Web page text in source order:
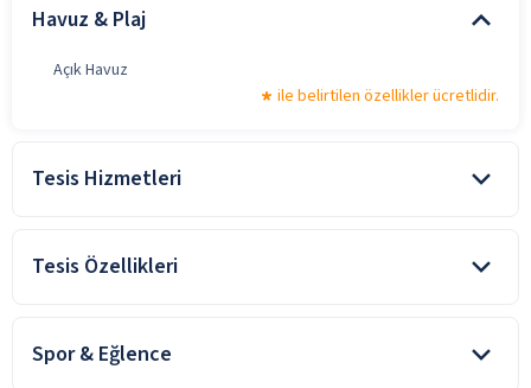
Havuz & Plaj
Açık Havuz
ile belirtilen özellikler ücretlidir.
Tesis Hizmetleri
24 Saat Resepsiyon Hizmeti
Alışveriş Merkezi
Tesis Özellikleri
Aile Dostu
Spor & Eğlence